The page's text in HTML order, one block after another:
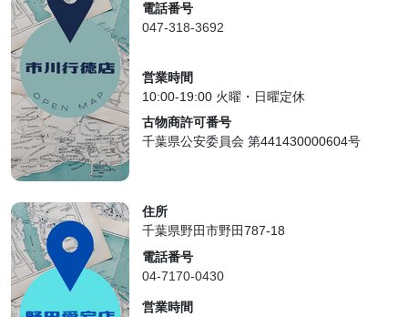
電話番号
047-318-3692
営業時間
10:00-19:00 火曜・日曜定休
古物商許可番号
千葉県公安委員会 第441430000604号
住所
千葉県野田市野田787-18
電話番号
04-7170-0430
営業時間